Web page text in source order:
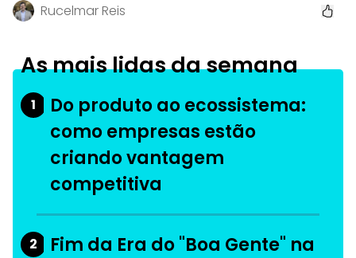
Rucelmar Reis
As mais lidas da semana
1
Do produto ao ecossistema:
como empresas estão
criando vantagem
competitiva
2
Fim da Era do "Boa Gente" na